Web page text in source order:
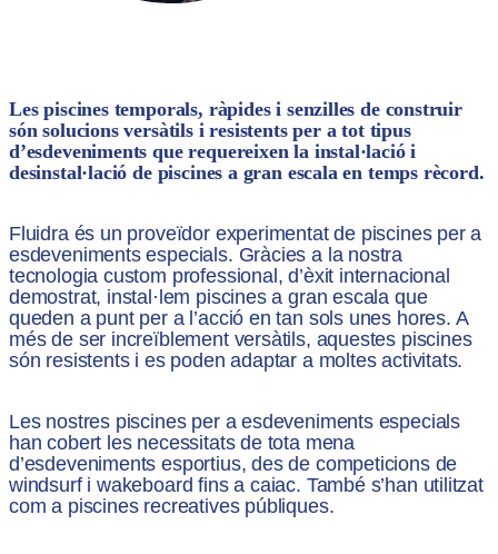
Les piscines temporals, ràpides i senzilles de construir
són solucions versàtils i resistents per a tot tipus
d’esdeveniments que requereixen la instal·lació i
desinstal·lació de piscines a gran escala en temps rècord.
Fluidra és un proveïdor experimentat de piscines per a
esdeveniments especials. Gràcies a la nostra
tecnologia custom professional, d’èxit internacional
demostrat, instal·lem piscines a gran escala que
queden a punt per a l’acció en tan sols unes hores. A
més de ser increïblement versàtils, aquestes piscines
són resistents i es poden adaptar a moltes activitats.
Les nostres piscines per a esdeveniments especials
han cobert les necessitats de tota mena
d’esdeveniments esportius, des de competicions de
windsurf i wakeboard fins a caiac. També s’han utilitzat
com a piscines recreatives públiques.